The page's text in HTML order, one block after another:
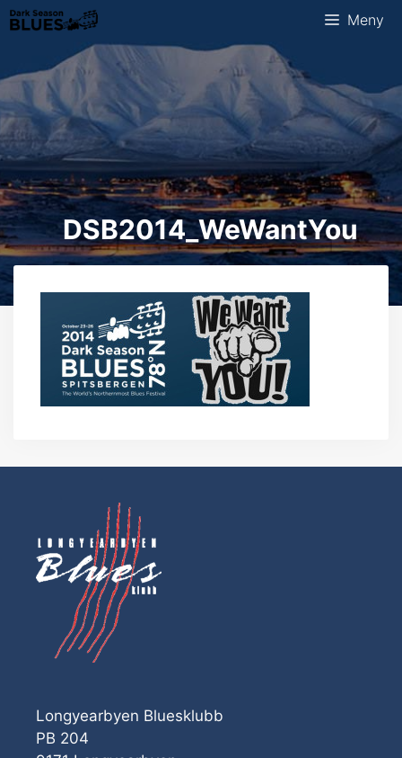
Hopp
til
Meny
DSB2014_WeWantYou
Longyearbyen Bluesklubb
PB 204